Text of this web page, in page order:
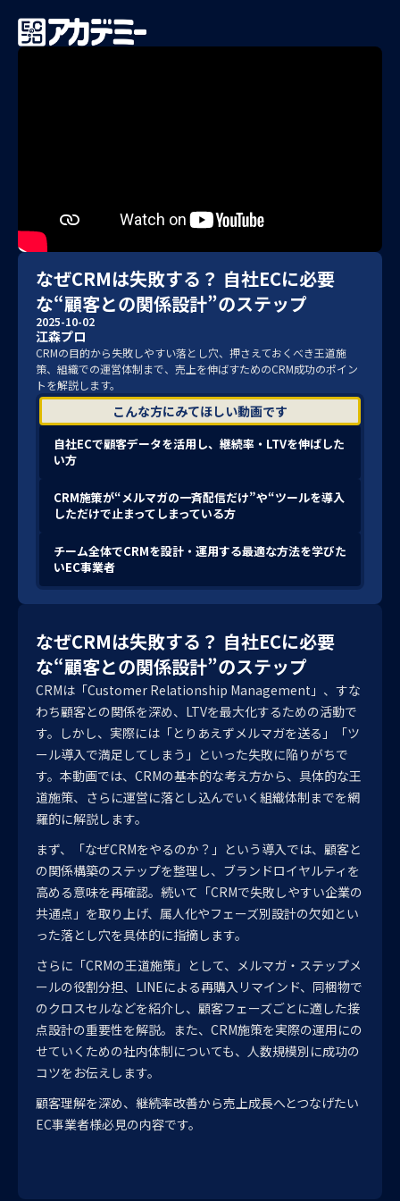
なぜCRMは失敗する？ 自社ECに必要
な“顧客との関係設計”のステップ
2025-10-02
江森プロ
CRMの目的から失敗しやすい落とし穴、押さえておくべき王道施
策、組織での運営体制まで、売上を伸ばすためのCRM成功のポイン
トを解説します。
こんな方にみてほしい動画です
自社ECで顧客データを活用し、継続率・LTVを伸ばした
い方
CRM施策が“メルマガの一斉配信だけ”や“ツールを導入
しただけで止まってしまっている方
チーム全体でCRMを設計・運用する最適な方法を学びた
いEC事業者
なぜCRMは失敗する？ 自社ECに必要
な“顧客との関係設計”のステップ
CRMは「Customer Relationship Management」、すな
わち顧客との関係を深め、LTVを最大化するための活動で
す。しかし、実際には「とりあえずメルマガを送る」「ツ
ール導入で満足してしまう」といった失敗に陥りがちで
す。本動画では、CRMの基本的な考え方から、具体的な王
道施策、さらに運営に落とし込んでいく組織体制までを網
羅的に解説します。
まず、「なぜCRMをやるのか？」という導入では、顧客と
の関係構築のステップを整理し、ブランドロイヤルティを
高める意味を再確認。続いて「CRMで失敗しやすい企業の
共通点」を取り上げ、属人化やフェーズ別設計の欠如とい
った落とし穴を具体的に指摘します。
さらに「CRMの王道施策」として、メルマガ・ステップメ
ールの役割分担、LINEによる再購入リマインド、同梱物で
のクロスセルなどを紹介し、顧客フェーズごとに適した接
点設計の重要性を解説。また、CRM施策を実際の運用にの
せていくための社内体制についても、人数規模別に成功の
コツをお伝えします。
顧客理解を深め、継続率改善から売上成長へとつなげたい
EC事業者様必見の内容です。